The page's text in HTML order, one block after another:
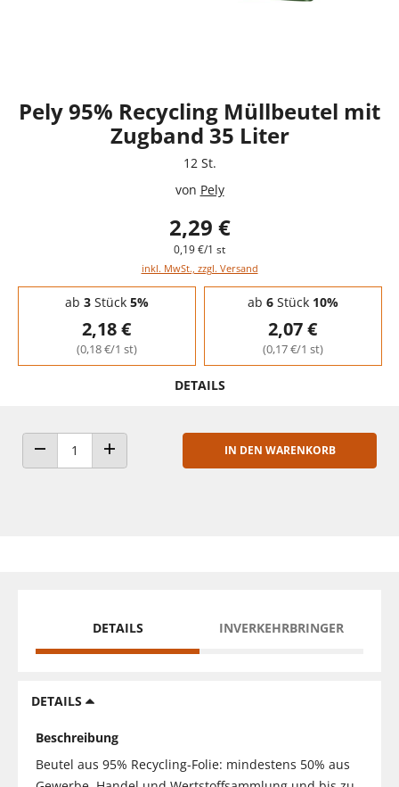
Pely 95% Recycling Müllbeutel mit
Zugband 35 Liter
12 St.
von Pely
2,29 €
0,19 €/1 st
inkl. MwSt., zzgl. Versand
Staffelpreise - Mengenrabatt
ab 3Stück 5%
2,18 €
(0,18 €/1 st)
ab 6Stück 10%
2,07 €
(0,17 €/1 st)
DETAILS
ANZAHL VERRINGERNANZAHL ERHÖHEN
IN DEN WARENKORB
DETAILS INVERKEHRBRINGER
DETAILS
Beschreibung
Beutel aus 95% Recycling-Folie: mindestens 50% aus